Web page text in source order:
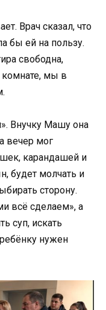
Врач сказал, что
бы ей на пользу.
свободна,
мы в
Внучку Машу она
вечер мог
карандашей и
будет молчать и
сторону.
всё сделаем», а
суп, искать
нужен